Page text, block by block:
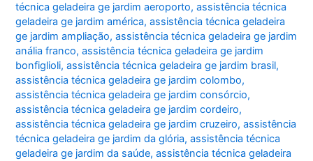
técnica geladeira ge jardim aeroporto,assistência técnica
geladeira ge jardim américa,assistência técnica geladeira
ge jardim ampliação,assistência técnica geladeira ge jardim
anália franco,assistência técnica geladeira ge jardim
bonfiglioli,assistência técnica geladeira ge jardim brasil,
assistência técnica geladeira ge jardim colombo,
assistência técnica geladeira ge jardim consórcio,
assistência técnica geladeira ge jardim cordeiro,
assistência técnica geladeira ge jardim cruzeiro,assistência
técnica geladeira ge jardim da glória,assistência técnica
geladeira ge jardim da saúde,assistência técnica geladeira